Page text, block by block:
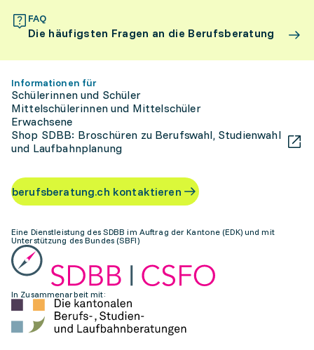
FAQ
Die häufigsten Fragen an die Berufsberatung
Informationen für
Schülerinnen und Schüler
Mittelschülerinnen und Mittelschüler
Erwachsene
Shop SDBB: Broschüren zu Berufswahl, Studienwahl
und Laufbahnplanung
berufsberatung.ch kontaktieren
Eine Dienstleistung des SDBB im Auftrag der Kantone (EDK) und mit
Unterstützung des Bundes (SBFI)
In Zusammenarbeit mit: